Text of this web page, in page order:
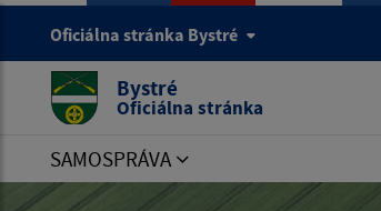
Oficiálna stránka Bystré
Bystré
Oficiálna stránka
SAMOSPRÁVA